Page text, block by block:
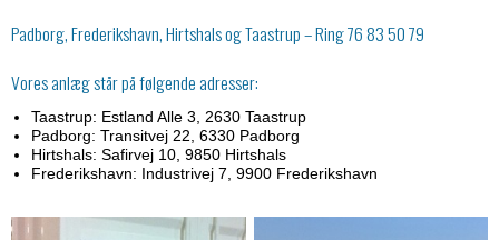
Padborg, Frederikshavn, Hirtshals og Taastrup – Ring 76 83 50 79
Vores anlæg står på følgende adresser:
Taastrup: Estland Alle 3, 2630 Taastrup
Padborg: Transitvej 22, 6330 Padborg
Hirtshals: Safirvej 10, 9850 Hirtshals
Frederikshavn: Industrivej 7, 9900 Frederikshavn